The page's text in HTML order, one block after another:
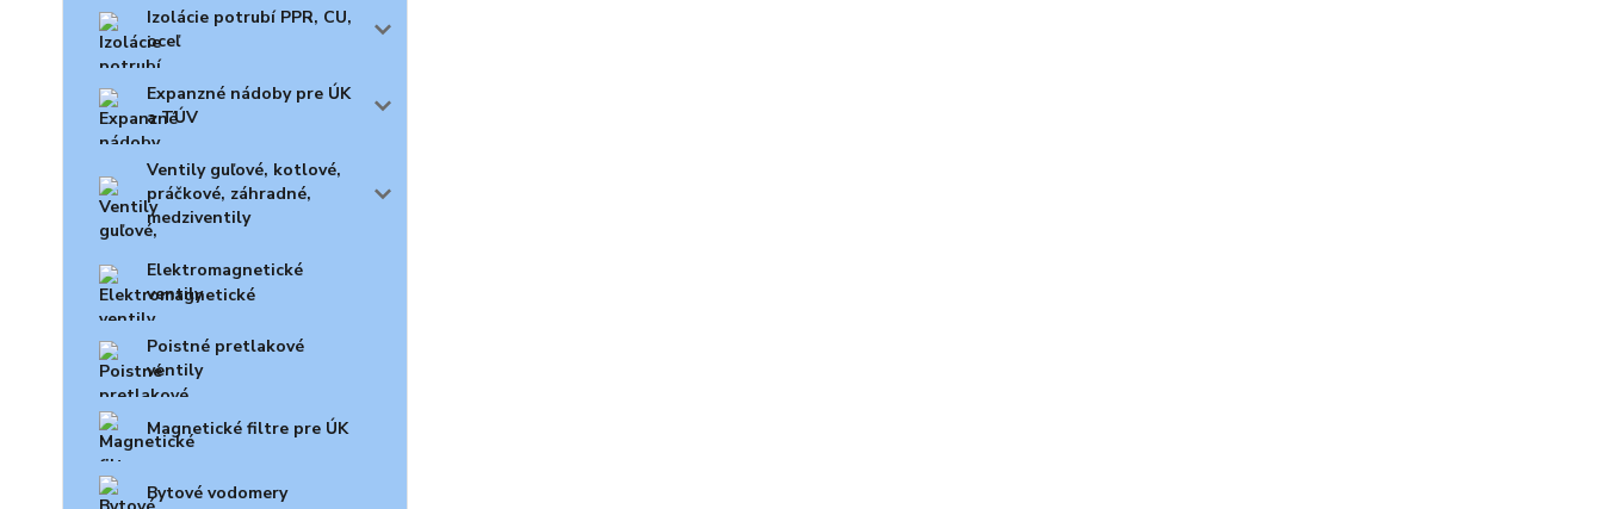
Izolácie potrubí PPR, CU,
oceľ
Expanzné nádoby pre ÚK
a TÚV
Ventily guľové, kotlové,
práčkové, záhradné,
medziventily
Elektromagnetické
ventily
Poistné pretlakové
ventily
Magnetické filtre pre ÚK
Bytové vodomery